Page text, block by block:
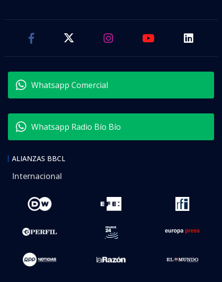
Whatsapp Comercial
Whatsapp Radio Bío Bío
ALIANZAS BBCL
Internacional